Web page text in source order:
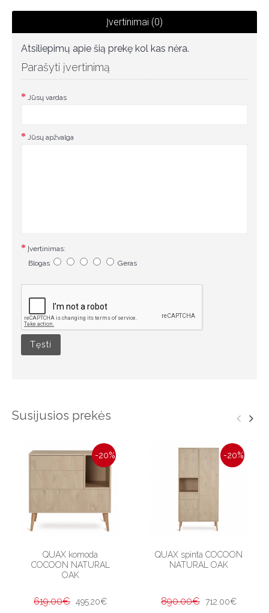
Įvertinimai (0)
Atsiliepimų apie šią prekę kol kas nėra.
Parašyti įvertinimą
Jūsų vardas
Jūsų apžvalga
Įvertinimas:
Blogas
Geras
Tęsti
Susijusios prekės
-20%
QUAX komoda
COCOON NATURAL
OAK
619.00€ 495.20€
-20%
QUAX spinta COCOON
NATURAL OAK
890.00€ 712.00€